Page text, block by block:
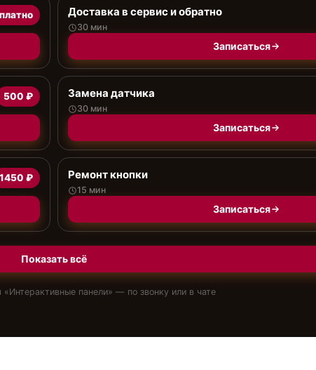
Доставка в сервис и обратно
30 мин
Записаться
500 ₽ Замена датчика
30 мин
Записаться
1450 ₽ Ремонт кнопки
15 мин
Записаться
Показать всё
«Интерактивные панели» — по звонку или в чате